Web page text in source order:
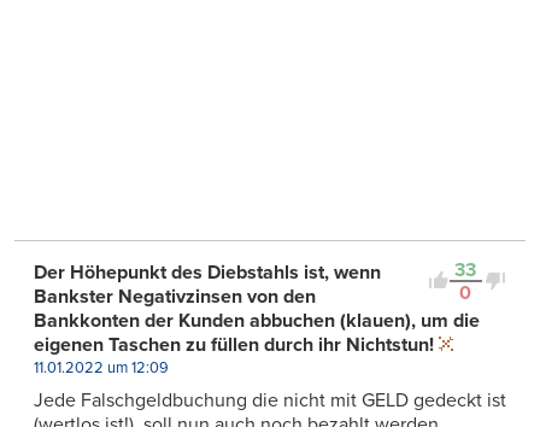
33
0
Der Höhepunkt des Diebstahls ist, wenn
Bankster Negativzinsen von den
Bankkonten der Kunden abbuchen (klauen), um die
eigenen Taschen zu füllen durch ihr Nichtstun!
11.01.2022 um 12:09
Jede Falschgeldbuchung die nicht mit GELD gedeckt ist